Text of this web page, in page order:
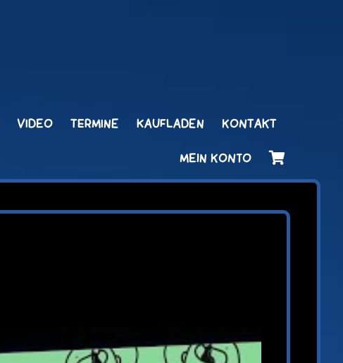
VIDEO TERMINE KAUFLADEN KONTAKT
MEIN KONTO